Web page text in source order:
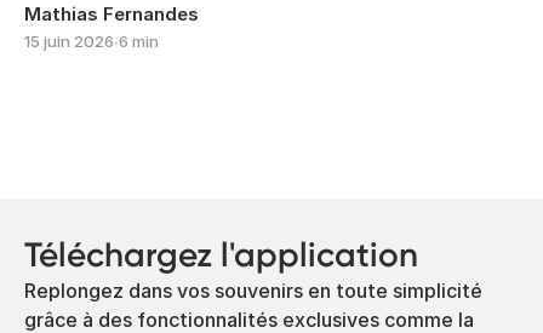
Mathias Fernandes
15 juin 2026∙6 min
Téléchargez l'application
Replongez dans vos souvenirs en toute simplicité
grâce à des fonctionnalités exclusives comme la